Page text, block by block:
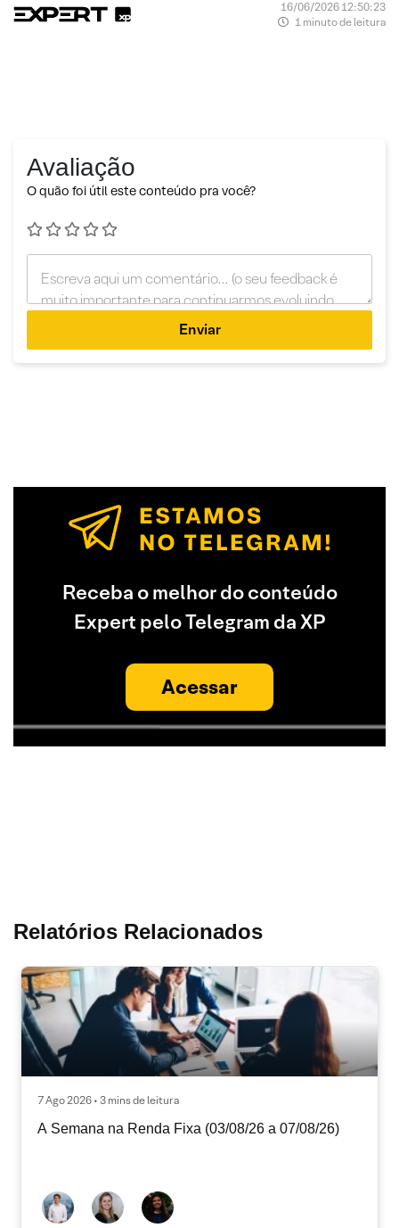
16/06/2026 12:50:23
1 minuto de leitura
Avaliação
O quão foi útil este conteúdo pra você?
Enviar
Receba o melhor do conteúdo
Expert pelo Telegram da XP
Acessar
Relatórios Relacionados
7 Ago 2026 • 3 mins de leitura
A Semana na Renda Fixa (03/08/26 a 07/08/26)